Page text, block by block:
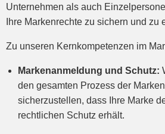
Unternehmen als auch
Ihre Markenrechte zu sichern und zu
Zu unseren Kernkompetenzen im
Markenanmeldung und Schutz:
den gesamten Prozess der
sicherzustellen, dass Ihre Marke
rechtlichen Schutz erhält.